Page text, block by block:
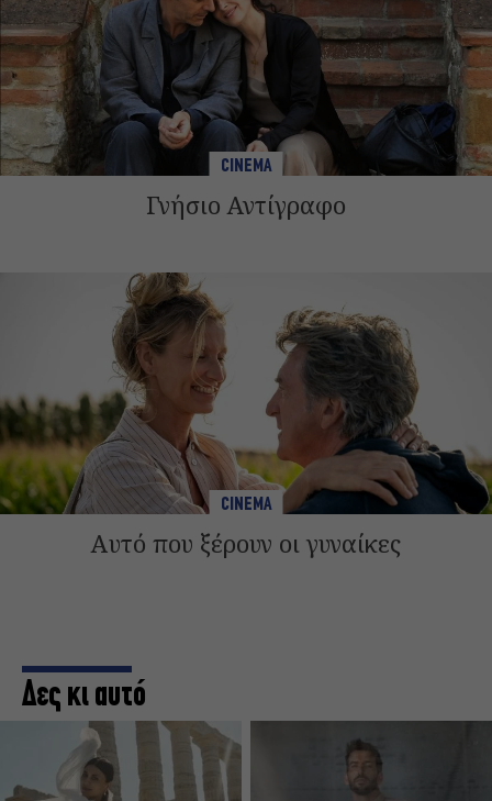
CINEMA
Γνήσιο Αντίγραφο
CINEMA
Αυτό που ξέρουν οι γυναίκες
Δες κι αυτό